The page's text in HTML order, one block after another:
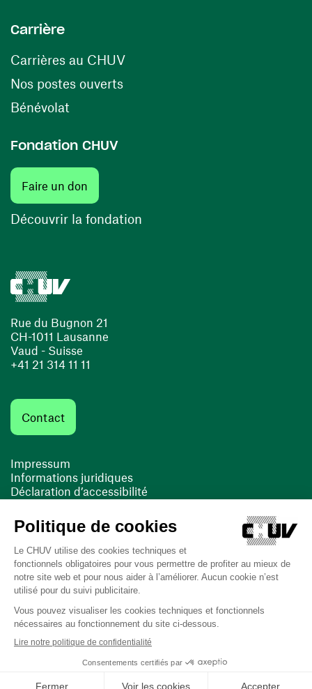
Rue du Bugnon 21
CH-1011 Lausanne
Vaud - Suisse
+41 21 314 11 11
Contact
Impressum
Informations juridiques
Déclaration d’accessibilité
Cookies
(opens in a new window)
(opens in a new window)
Last updated on 16/03/2026 at 11:00
Carrière
Carrières au CHUV(opens in a new window)
Nos postes ouverts(opens in a new window)
Bénévolat
Fondation CHUV
Faire un don
Découvrir la fondation